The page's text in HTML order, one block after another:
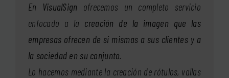
En VisualSign ofrecemos un completo servicio
enfocado a la creación de la imagen que las
empresas ofrecen de si mismas a sus clientes y a
la sociedad en su conjunto.
Lo hacemos mediante la creación de rótulos, vallas